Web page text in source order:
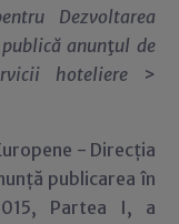
Dezvoltarea
anunţul de
hoteliere >
- Direcția
publicarea în
Partea I, a